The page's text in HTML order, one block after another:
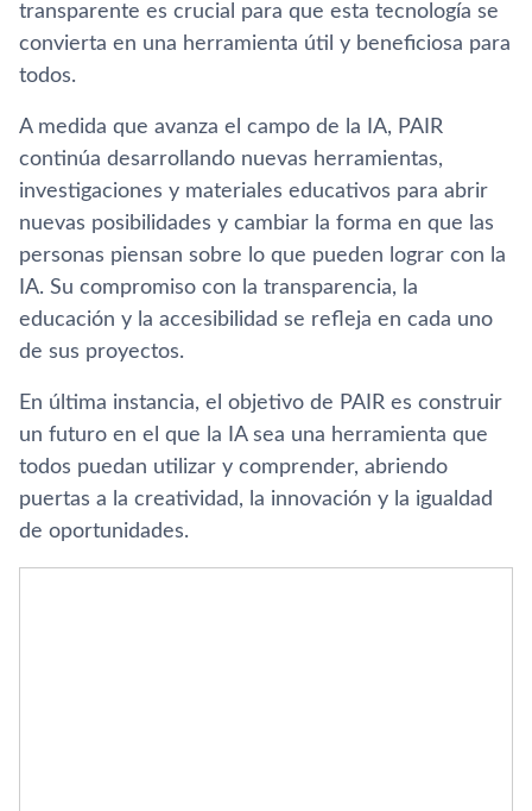
transparente es crucial para que esta tecnología se
convierta en una herramienta útil y beneficiosa para
todos.
A medida que avanza el campo de la IA, PAIR
continúa desarrollando nuevas herramientas,
investigaciones y materiales educativos para abrir
nuevas posibilidades y cambiar la forma en que las
personas piensan sobre lo que pueden lograr con la
IA. Su compromiso con la transparencia, la
educación y la accesibilidad se refleja en cada uno
de sus proyectos.
En última instancia, el objetivo de PAIR es construir
un futuro en el que la IA sea una herramienta que
todos puedan utilizar y comprender, abriendo
puertas a la creatividad, la innovación y la igualdad
de oportunidades.